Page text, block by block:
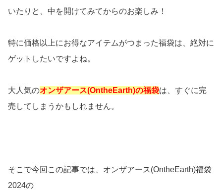
いたりと、中を開けてみてからのお楽しみ！
特に価格以上にお得なアイテムがつまった福袋は、絶対に
ゲットしたいですよね。
大人気のオンザアース(OntheEarth)の福袋は、すぐに完
売してしまうかもしれません。
そこで今回この記事では、オンザアース(OntheEarth)福袋
2024の